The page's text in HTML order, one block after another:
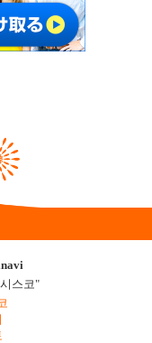
스코"